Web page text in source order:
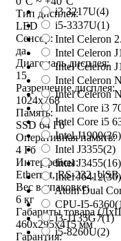
i3 3217U(4)
i5-3337U(1)
Intel Celeron
Intel Celeron
Intel Celeron
Intel Celeron
Intel Celeron
Intel Core i3
Intel Core i5
Intel J1900(36)
Intel J3355(2)
Intel J3455(16)
Intel J6412(36)
Atom Dual
CPU-I5-6360
i3-1135G7(1)
i5-8260U(2)
Тип дисплея:
LED
Сенсор:
да
Диагональ дисплея:
15
Разрешение дисплея:
1024x768
Память:
SSD 64 Гб
Оперативная память:
4 Гб
Интерфейсы:
Ethernet, RS-232,
Вес в упаковке:
6 кг
Габариты товара
460x295x415 мм
Гарантия: